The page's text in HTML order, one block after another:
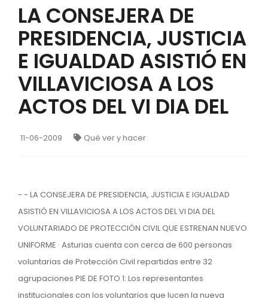
LA CONSEJERA DE
PRESIDENCIA, JUSTICIA
E IGUALDAD ASISTIÓ EN
VILLAVICIOSA A LOS
ACTOS DEL VI DIA DEL
11-06-2009 Qué ver y hacer
- - LA CONSEJERA DE PRESIDENCIA, JUSTICIA E IGUALDAD
ASISTIÓ EN VILLAVICIOSA A LOS ACTOS DEL VI DIA DEL
VOLUNTARIADO DE PROTECCIÓN CIVIL QUE ESTRENAN NUEVO
UNIFORME · Asturias cuenta con cerca de 600 personas
voluntarias de Protección Civil repartidas entre 32
agrupaciones PIE DE FOTO 1: Los representantes
institucionales con los voluntarios que lucen la nueva